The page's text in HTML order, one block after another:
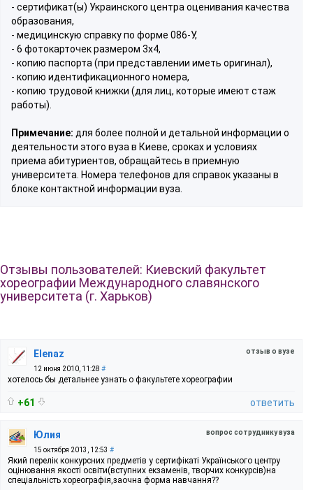
- сертификат(ы) Украинского центра оценивания качества
образования,
- медицинскую справку по форме 086-У,
- 6 фотокарточек размером 3x4,
- копию паспорта (при представлении иметь оригинал),
- копию идентификационного номера,
- копию трудовой книжки (для лиц, которые имеют стаж
работы).
Примечание: для более полной и детальной информации о
деятельности этого вуза в Киеве, сроках и условиях
приема абитуриентов, обращайтесь в приемную
университета. Номера телефонов для справок указаны в
блоке контактной информации вуза.
Отзывы пользователей: Киевский факультет
хореографии Международного славянского
университета (г. Харьков)
отзыв о вузе
Elenaz
12 июня 2010, 11:28 #
хотелось бы детальнее узнать о факультете хореографии
+61 ответить
вопрос сотруднику вуза
Юлия
15 октября 2013, 12:53 #
Який перелік конкурсних предметів у сертифікаті Українського центру
оцінювання якості освіти(вступних екзаменів, творчих конкурсів)на
спеціальність хореографія,заочна форма навчання??